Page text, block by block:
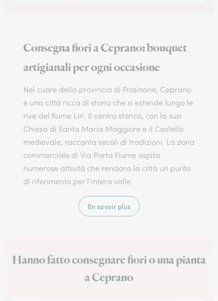
Consegna fiori a Ceprano: bouquet
artigianali per ogni occasione
Nel cuore della provincia di Frosinone, Ceprano
è una città ricca di storia che si estende lungo le
rive del fiume Liri. Il centro storico, con la sua
Chiesa di Santa Maria Maggiore e il Castello
medievale, racconta secoli di tradizioni. La zona
commerciale di Via Porta Fiume ospita
numerose attività che rendono la città un punto
di riferimento per l’intera valle.
En savoir plus
Hanno fatto consegnare fiori o una pianta
a Ceprano